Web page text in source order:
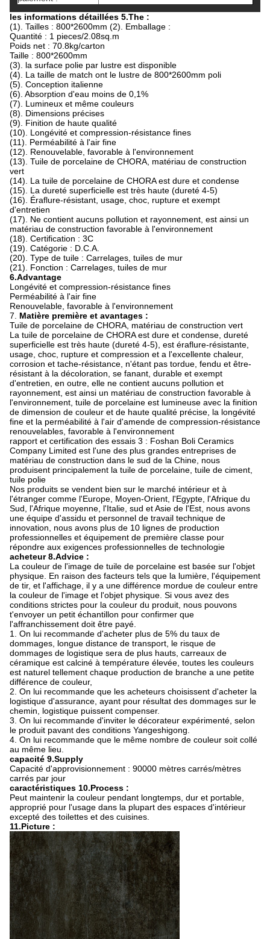
les informations détaillées 5.The :
(1). Tailles : 800*2600mm (2). Emballage :
Quantité : 1 pieces/2.08sq.m
Poids net : 70.8kg/carton
Taille : 800*2600mm
(3). la surface polie par lustre est disponible
(4). La taille de match ont le lustre de 800*2600mm poli
(5). Conception italienne
(6). Absorption d'eau moins de 0,1%
(7). Lumineux et même couleurs
(8). Dimensions précises
(9). Finition de haute qualité
(10). Longévité et compression-résistance fines
(11). Perméabilité à l'air fine
(12). Renouvelable, favorable à l'environnement
(13). Tuile de porcelaine de CHORA, matériau de construction
vert
(14). La tuile de porcelaine de CHORA est dure et condense
(15). La dureté superficielle est très haute (dureté 4-5)
(16). Éraflure-résistant, usage, choc, rupture et exempt
d'entretien
(17). Ne contient aucuns pollution et rayonnement, est ainsi un
matériau de construction favorable à l'environnement
(18). Certification : 3C
(19). Catégorie : D.C.A.
(20). Type de tuile : Carrelages, tuiles de mur
(21). Fonction : Carrelages, tuiles de mur
6.Advantage
Longévité et compression-résistance fines
Perméabilité à l'air fine
Renouvelable, favorable à l'environnement
7. Matière première et avantages :
Tuile de porcelaine de CHORA, matériau de construction vert
La tuile de porcelaine de CHORA est dure et condense, dureté
superficielle est très haute (dureté 4-5), est éraflure-résistante,
usage, choc, rupture et compression et a l'excellente chaleur,
corrosion et tache-résistance, n'étant pas tordue, fendu et être-
résistant à la décoloration, se fanant, durable et exempt
d'entretien, en outre, elle ne contient aucuns pollution et
rayonnement, est ainsi un matériau de construction favorable à
l'environnement, tuile de porcelaine est lumineuse avec la finition
de dimension de couleur et de haute qualité précise, la longévité
fine et la perméabilité à l'air d'amende de compression-résistance
renouvelables, favorable à l'environnement
rapport et certification des essais 3 : Foshan Boli Ceramics
Company Limited est l'une des plus grandes entreprises de
matériau de construction dans le sud de la Chine, nous
produisent principalement la tuile de porcelaine, tuile de ciment,
tuile polie
Nos produits se vendent bien sur le marché intérieur et à
l'étranger comme l'Europe, Moyen-Orient, l'Egypte, l'Afrique du
Sud, l'Afrique moyenne, l'Italie, sud et Asie de l'Est, nous avons
une équipe d'assidu et personnel de travail technique de
innovation, nous avons plus de 10 lignes de production
professionnelles et équipement de première classe pour
répondre aux exigences professionnelles de technologie
acheteur 8.Advice :
La couleur de l'image de tuile de porcelaine est basée sur l'objet
physique. En raison des facteurs tels que la lumière, l'équipement
de tir, et l'affichage, il y a une différence mordue de couleur entre
la couleur de l'image et l'objet physique. Si vous avez des
conditions strictes pour la couleur du produit, nous pouvons
t'envoyer un petit échantillon pour confirmer que
l'affranchissement doit être payé.
1. On lui recommande d'acheter plus de 5% du taux de
dommages, longue distance de transport, le risque de
dommages de logistique sera de plus hauts, carreaux de
céramique est calciné à température élevée, toutes les couleurs
est naturel tellement chaque production de branche a une petite
différence de couleur,
2. On lui recommande que les acheteurs choisissent d'acheter la
logistique d'assurance, ayant pour résultat des dommages sur le
chemin, logistique puissent compenser.
3. On lui recommande d'inviter le décorateur expérimenté, selon
le produit pavant des conditions Yangeshigong.
4. On lui recommande que le même nombre de couleur soit collé
au même lieu.
capacité 9.Supply
Capacité d'approvisionnement : 90000 mètres carrés/mètres
carrés par jour
caractéristiques 10.Process :
Peut maintenir la couleur pendant longtemps, dur et portable,
approprié pour l'usage dans la plupart des espaces d'intérieur
excepté des toilettes et des cuisines.
11.Picture :